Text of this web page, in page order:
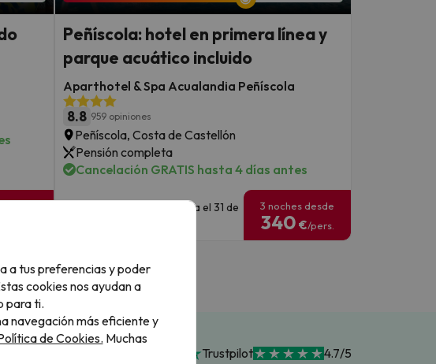
Peñíscola: hotel en primera línea y
parque acuático incluido
Aparthotel & Spa Acualandia Peñíscola
8.8 959 opiniones
Peñíscola, Costa de Castellón
Pensión completa
Cancelación GRATIS hasta 4 días antes
Fechas para viajar: hasta el 31 de
3 noches desde
340 €/pers.
Trustpilot 4.7/5
a tus preferencias y poder
cookies nos ayudan a
para ti.
navegación más eficiente y
de Cookies. Muchas